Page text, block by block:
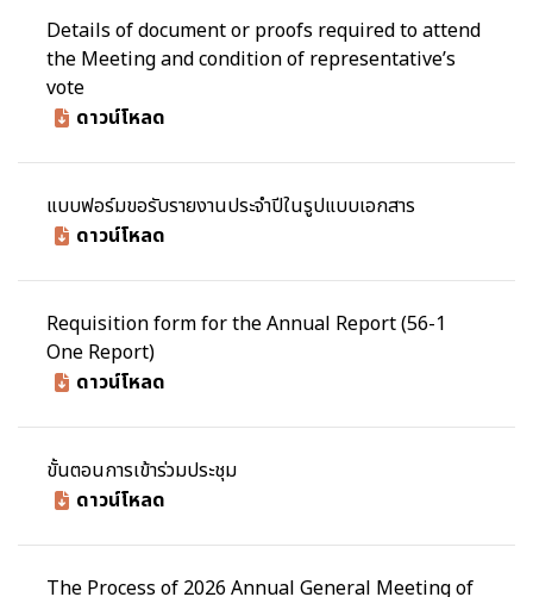
Details of document or proofs required to attend
the Meeting and condition of representative’s
vote
ดาวน์โหลด
แบบฟอร์มขอรับรายงานประจำปีในรูปแบบเอกสาร
ดาวน์โหลด
Requisition form for the Annual Report (56-1
One Report)
ดาวน์โหลด
ขั้นตอนการเข้าร่วมประชุม
ดาวน์โหลด
The Process of 2026 Annual General Meeting of